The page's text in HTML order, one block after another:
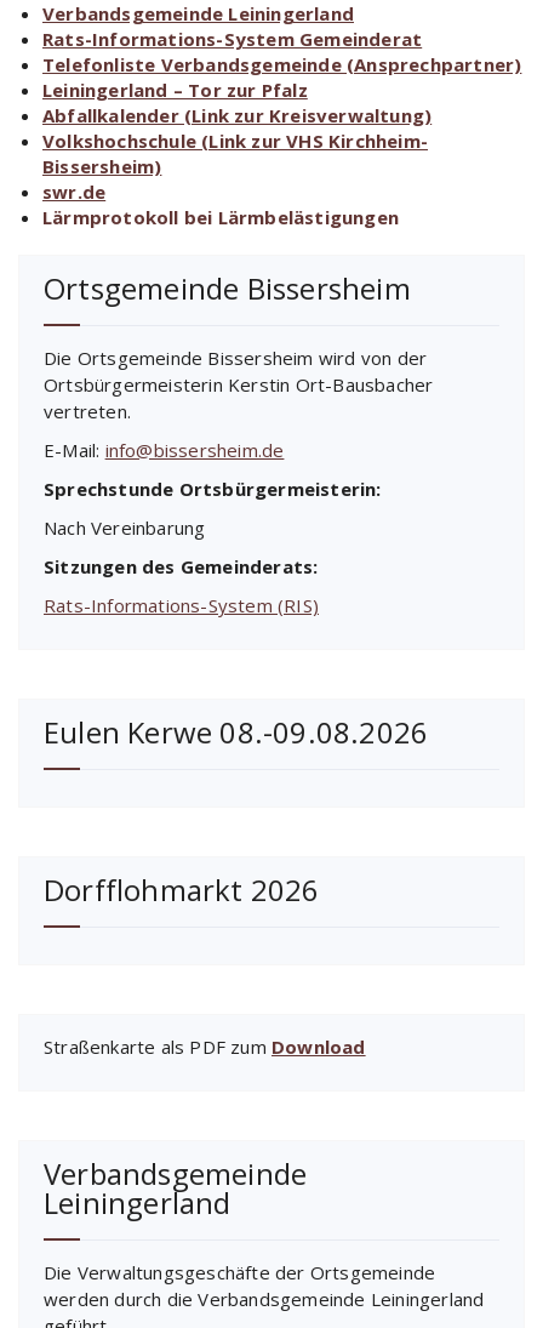
Verbandsgemeinde Leiningerland
Rats-Informations-System Gemeinderat
Telefonliste Verbandsgemeinde (Ansprechpartner)
Leiningerland – Tor zur Pfalz
Abfallkalender (Link zur Kreisverwaltung)
Volkshochschule (Link zur VHS Kirchheim-
Bissersheim)
swr.de
Lärmprotokoll bei Lärmbelästigungen
Ortsgemeinde Bissersheim
Die Ortsgemeinde Bissersheim wird von der
Ortsbürgermeisterin Kerstin Ort-Bausbacher
vertreten.
E-Mail: info@bissersheim.de
Sprechstunde Ortsbürgermeisterin:
Nach Vereinbarung
Sitzungen des Gemeinderats:
Rats-Informations-System (RIS)
Eulen Kerwe 08.-09.08.2026
Dorfflohmarkt 2026
Straßenkarte als PDF zum Download
Verbandsgemeinde
Leiningerland
Die Verwaltungsgeschäfte der Ortsgemeinde
werden durch die Verbandsgemeinde Leiningerland